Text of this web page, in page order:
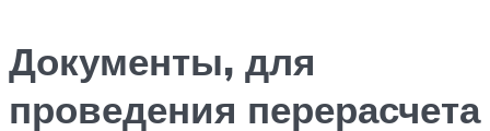
Документы, для
проведения перерасчета